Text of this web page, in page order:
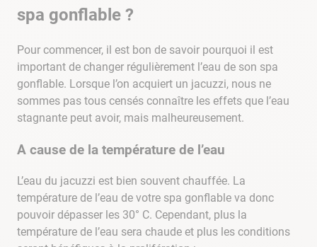
spa gonflable ?
Pour commencer, il est bon de savoir pourquoi il est
important de changer régulièrement l’eau de son spa
gonflable. Lorsque l’on acquiert un jacuzzi, nous ne
sommes pas tous censés connaître les effets que l’eau
stagnante peut avoir, mais malheureusement.
A cause de la température de l’eau
L’eau du jacuzzi est bien souvent chauffée. La
température de l’eau de votre spa gonflable va donc
pouvoir dépasser les 30° C. Cependant, plus la
température de l’eau sera chaude et plus les conditions